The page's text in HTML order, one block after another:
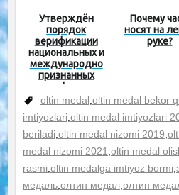
сертификата
Утверждён
порядок
верификации
национальных и
международно
признанных
сертификатов
Почему
носят на
руке?
oltin medal oltin medal bekor
imtiyozlari oltin medal imtiyozlari
beriladi oltin medal nizomi 2019
medal nizomi 2021 oltin medal
rasmi oltin medalga imtiyoz bormi
медаль, олтин медал, олтин